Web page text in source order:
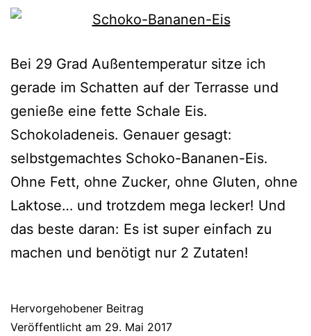
Bei 29 Grad Außentemperatur sitze ich
gerade im Schatten auf der Terrasse und
genieße eine fette Schale Eis.
Schokoladeneis. Genauer gesagt:
selbstgemachtes Schoko-Bananen-Eis.
Ohne Fett, ohne Zucker, ohne Gluten, ohne
Laktose… und trotzdem mega lecker! Und
das beste daran: Es ist super einfach zu
machen und benötigt nur 2 Zutaten!
Hervorgehobener Beitrag
Veröffentlicht am 29. Mai 2017